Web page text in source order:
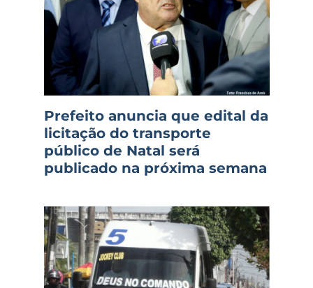
Prefeito anuncia que edital da
licitação do transporte
público de Natal será
publicado na próxima semana